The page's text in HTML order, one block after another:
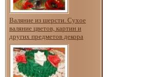
Валяние из шерсти. Сухое
валяние цветов, картин и
других предметов декора